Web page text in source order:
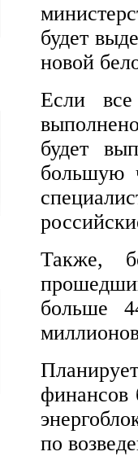
будет
новой
Если все
будет
большую
Также,
больше
финансов
по